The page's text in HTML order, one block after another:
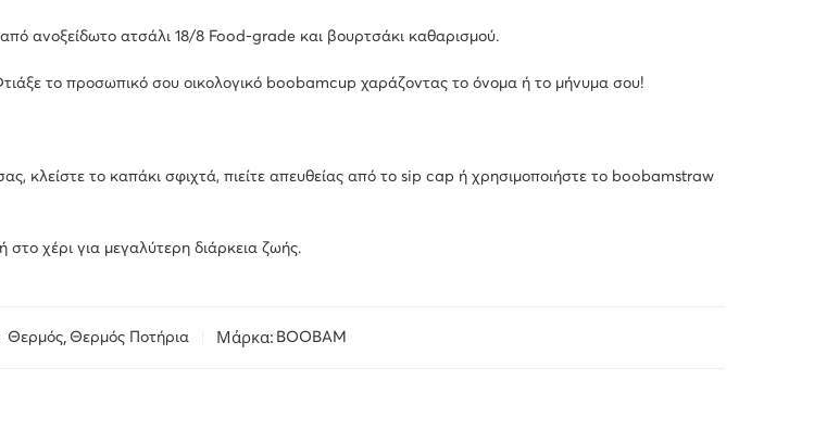
ανοξείδωτο ατσάλι 18/8 Food-grade και βουρτσάκι καθαρισμού.
το προσωπικό σου οικολογικό boobamcup χαράζοντας το όνομα ή το μήνυμα σου!
κλείστε το καπάκι σφιχτά, πιείτε απευθείας από το sip cap ή χρησιμοποιήστε το boobamstraw
στο χέρι για μεγαλύτερη διάρκεια ζωής.
Θερμός, Θερμός Ποτήρια Μάρκα: BOOBAM